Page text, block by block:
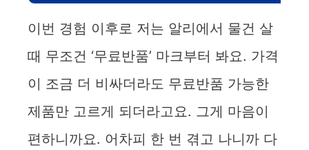
이번 경험 이후로 저는 알리에서 물건 살
때 무조건 ‘무료반품’ 마크부터 봐요. 가격
이 조금 더 비싸더라도 무료반품 가능한
제품만 고르게 되더라고요. 그게 마음이
편하니까요. 어차피 한 번 겪고 나니까 다